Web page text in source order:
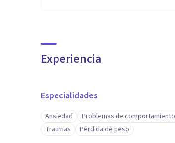
Experiencia
Especialidades
Ansiedad Problemas de comportamiento
Traumas
Pérdida de peso